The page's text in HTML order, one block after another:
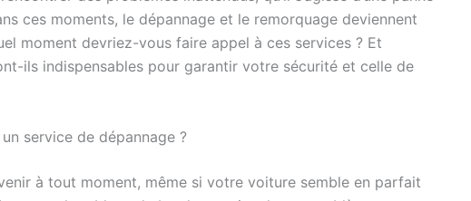
ces moments, le dépannage et le remorquage deviennent
moment devriez-vous faire appel à ces services ? Et
ils indispensables pour garantir votre sécurité et celle de
service de dépannage ?
à tout moment, même si votre voiture semble en parfait